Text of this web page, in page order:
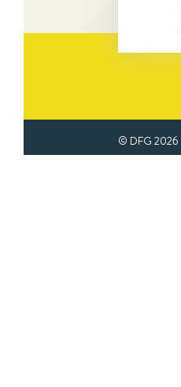
© DFG 2026